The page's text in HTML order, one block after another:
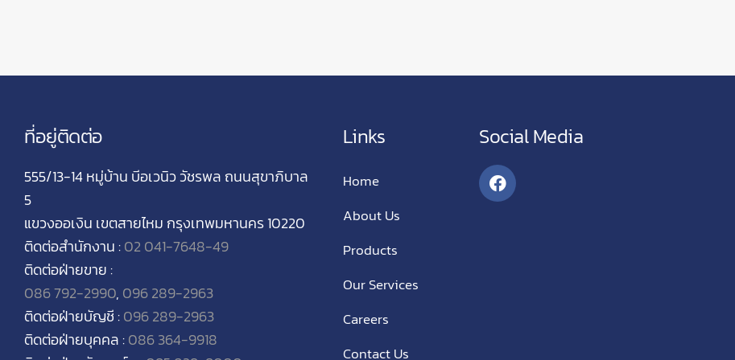
ที่อยู่ติดต่อ
555/13-14หมู่บ้าน บีอเวนิว วัชรพล ถนนสุขาภิบาล
5
แขวงออเงิน เขตสายไหม กรุงเทพมหานคร10220
ติดต่อสำนักงาน :02 041-7648-49
ติดต่อฝ่ายขาย :
086 792-2990, 096 289-2963
ติดต่อฝ่ายบัญชี :096 289-2963
ติดต่อฝ่ายบุคคล :086 364-9918
Links
Home
About Us
Products
Our Services
Careers
Contact Us
Social Media